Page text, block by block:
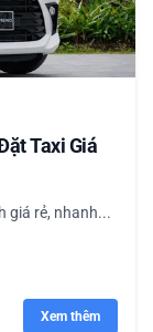
Taxi Giá
giá rẻ, nhanh...
Xem thêm